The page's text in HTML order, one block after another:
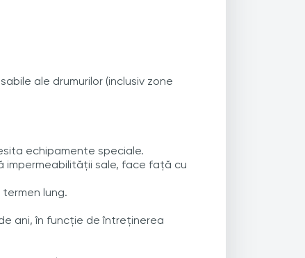
ale drumurilor (inclusiv zone
echipamente speciale.
impermeabilității sale, face față cu
lung.
ani, în funcție de întreținerea